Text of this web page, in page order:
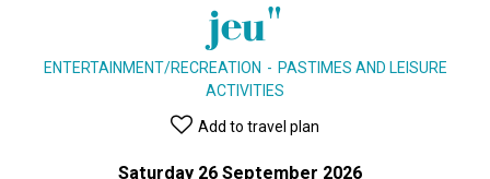
jeu"
ENTERTAINMENT/RECREATION
PASTIMES AND LEISURE
ACTIVITIES
Add to travel plan
Saturday 26 September 2026